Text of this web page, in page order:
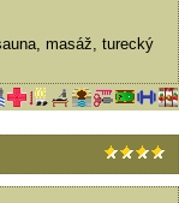
masáž, turecký